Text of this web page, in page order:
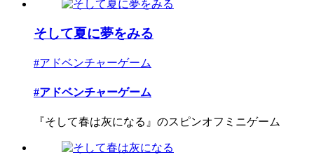
そして夏に夢をみる
#アドベンチャーゲーム
#アドベンチャーゲーム
『そして春は灰になる』のスピンオフミニゲーム